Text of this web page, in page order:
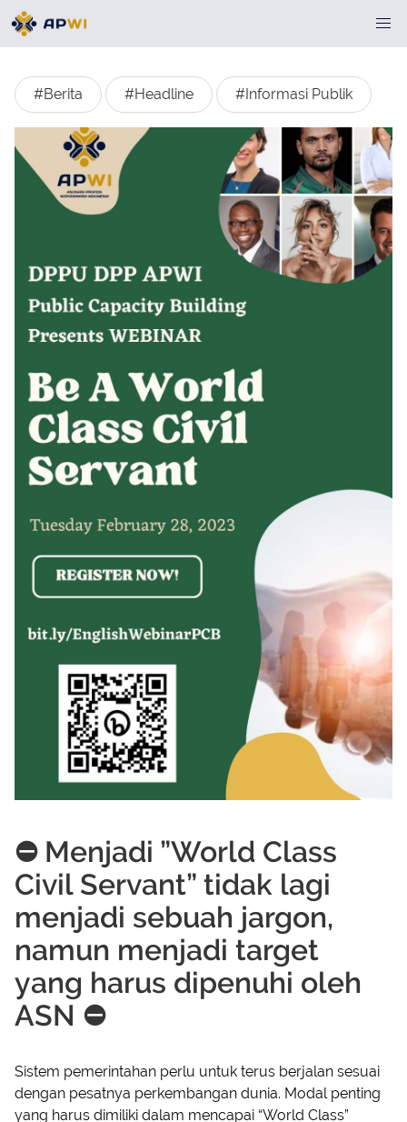
#Berita #Headline #Informasi Publik
⛔ Menjadi ”World Class
Civil Servant” tidak lagi
menjadi sebuah jargon,
namun menjadi target
yang harus dipenuhi oleh
ASN ⛔
Sistem pemerintahan perlu untuk terus berjalan sesuai
dengan pesatnya perkembangan dunia. Modal penting
yang harus dimiliki dalam mencapai “World Class”